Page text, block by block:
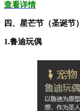
查看详情
四、星芒节（圣诞节）
1.鲁迪玩偶